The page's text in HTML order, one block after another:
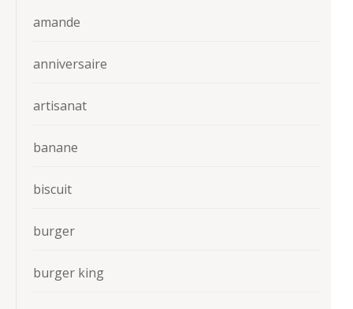
amande
anniversaire
artisanat
banane
biscuit
burger
burger king